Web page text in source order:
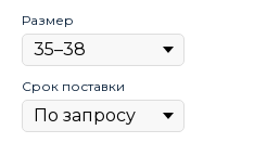
Размер
Срок поставки